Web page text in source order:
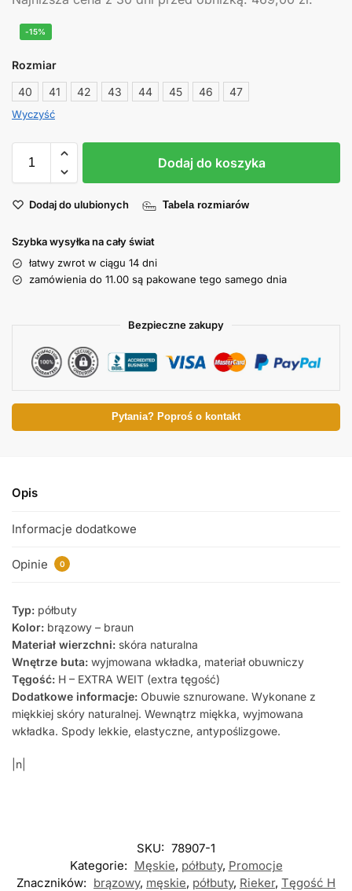
-15%
Rozmiar
40
41 42 43 44 45 46 47
Wyczyść
Dodaj do koszyka
Dodaj do ulubionych Tabela rozmiarów
Szybka wysyłka na cały świat
łatwy zwrot w ciągu 14 dni
zamówienia do 11.00 są pakowane tego samego dnia
Bezpieczne zakupy
Pytania? Poproś o kontakt
Opis
Informacje dodatkowe
Opinie 0
Typ: półbuty
Kolor: brązowy – braun
Materiał wierzchni: skóra naturalna
Wnętrze buta: wyjmowana wkładka, materiał obuwniczy
Tęgość: H – EXTRA WEIT (extra tęgość)
Dodatkowe informacje: Obuwie sznurowane. Wykonane z
miękkiej skóry naturalnej. Wewnątrz miękka, wyjmowana
wkładka. Spody lekkie, elastyczne, antypoślizgowe.
|n|
SKU: 78907-1
Kategorie: Męskie, półbuty, Promocje
Znaczników: brązowy, męskie, półbuty, Rieker, Tęgość H